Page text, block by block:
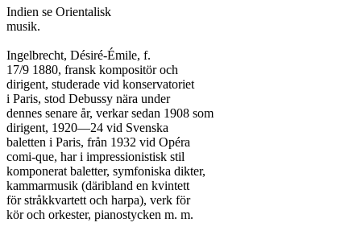
Indien se Orientalisk
musik.
Ingelbrecht, Désiré-Émile, f.
17/9 1880, fransk kompositör och
dirigent, studerade vid konservatoriet
i Paris, stod Debussy nära under
dennes senare år, verkar sedan 1908 som
dirigent, 1920—24 vid Svenska
baletten i Paris, från 1932 vid Opéra
comi-que, har i impressionistisk stil
komponerat baletter, symfoniska dikter,
kammarmusik (däribland en kvintett
för stråkkvartett och harpa), verk för